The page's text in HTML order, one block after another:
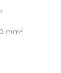
mm²